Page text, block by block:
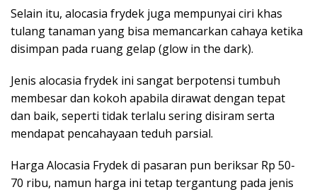
Selain itu, alocasia frydek juga mempunyai ciri khas
tulang tanaman yang bisa memancarkan cahaya ketika
disimpan pada ruang gelap (glow in the dark).
Jenis alocasia frydek ini sangat berpotensi tumbuh
membesar dan kokoh apabila dirawat dengan tepat
dan baik, seperti tidak terlalu sering disiram serta
mendapat pencahayaan teduh parsial.
Harga Alocasia Frydek di pasaran pun beriksar Rp 50-
70 ribu, namun harga ini tetap tergantung pada jenis